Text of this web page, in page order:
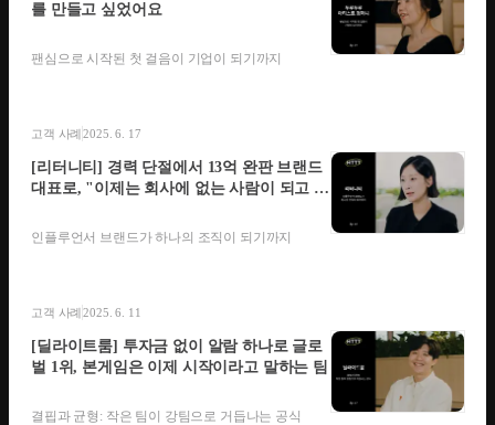
를 만들고 싶었어요
팬심으로 시작된 첫 걸음이 기업이 되기까지
고객 사례2025. 6. 17
[리터니티] 경력 단절에서 13억 완판 브랜드
대표로, "이제는 회사에 없는 사람이 되고 싶
인플루언서 브랜드가 하나의 조직이 되기까지
고객 사례2025. 6. 11
[딜라이트룸] 투자금 없이 알람 하나로 글로
벌 1위, 본게임은 이제 시작이라고 말하는 팀
결핍과 균형: 작은 팀이 강팀으로 거듭나는 공식